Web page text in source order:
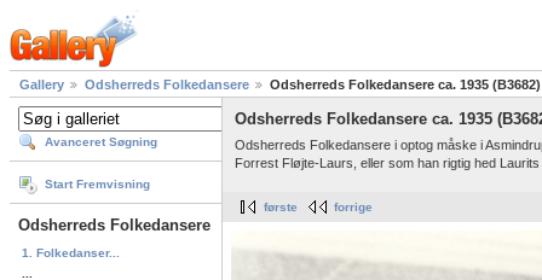
Gallery Odsherreds Folkedansere Odsherreds Folkedansere ca. 1935 (B3682)
Avanceret Søgning
Start Fremvisning
Odsherreds Folkedansere
1. Folkedanser...
Odsherreds Folkedansere ca. 1935
Odsherreds Folkedansere i optog måske i
Forrest Fløjte-Laurs, eller som han rigtig hed
første forrige